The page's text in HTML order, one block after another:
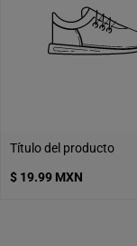
Título del producto
Precio
$ 19.99 MXN